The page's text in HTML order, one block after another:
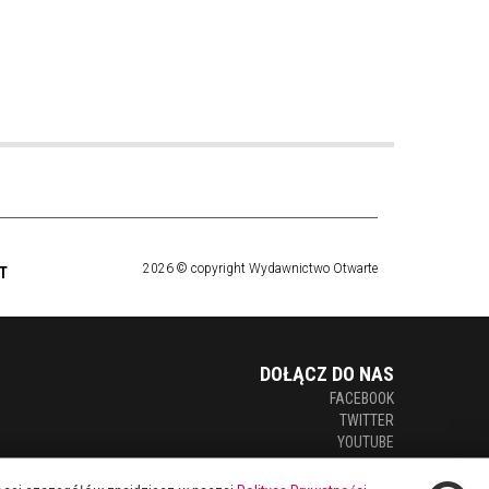
2026 © copyright Wydawnictwo Otwarte
DOŁĄCZ DO NAS
FACEBOOK
TWITTER
YOUTUBE